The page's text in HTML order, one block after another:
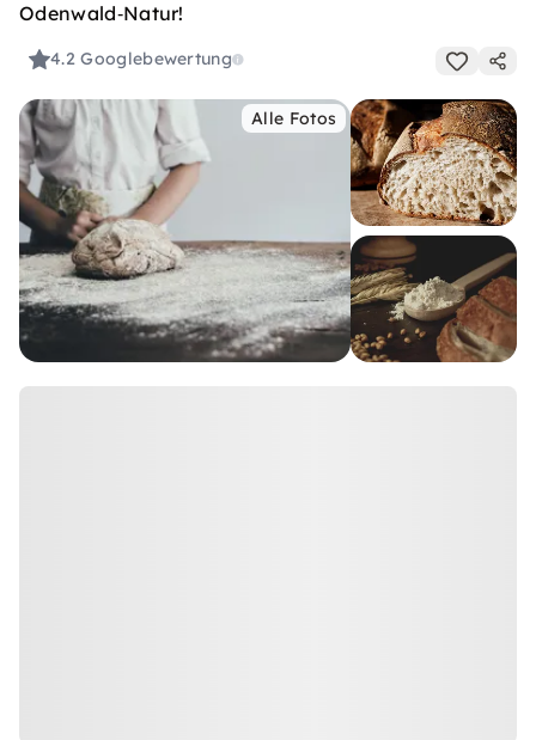
Odenwald‑Natur!
4.2Googlebewertung
Alle Fotos